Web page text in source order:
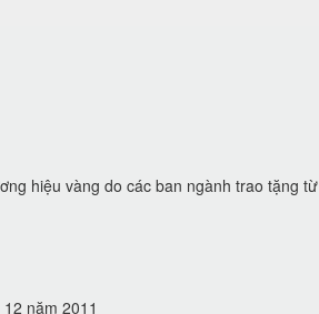
hiệu vàng do các ban ngành trao tặng từ
năm 2011